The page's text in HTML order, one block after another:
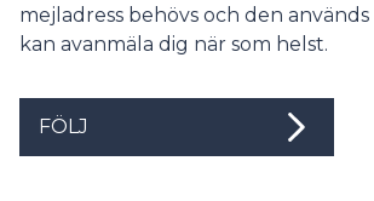
mejladress behövs och den används
kan avanmäla dig när som helst.
FÖLJ